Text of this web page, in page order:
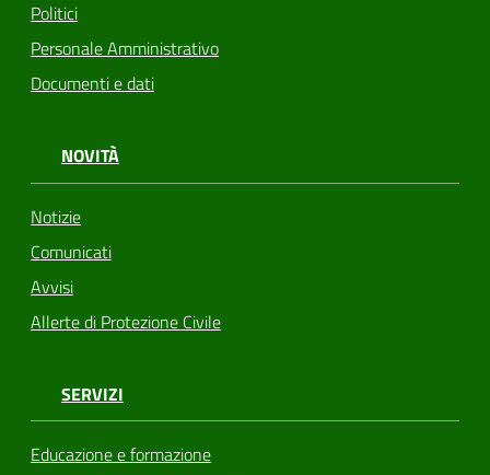
Politici
Personale Amministrativo
Documenti e dati
NOVITÀ
Notizie
Comunicati
Avvisi
Allerte di Protezione Civile
SERVIZI
Educazione e formazione